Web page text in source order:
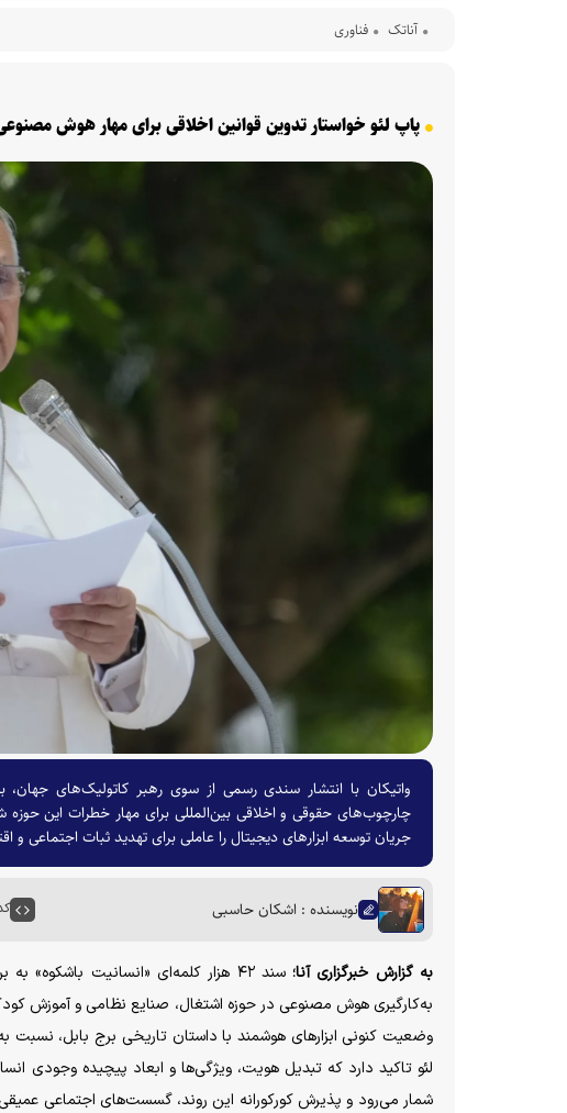
آناتک فناوری
پاپ لئو خواستار تدوین قوانین اخلاقی برای مهار هوش
واتیکان با انتشار سندی رسمی از سوی رهبر کاتولیک‌های
چارچوب‌های حقوقی و اخلاقی بین‌المللی برای مهار خطرات این حوزه
جریان توسعه ابزارهای دیجیتال را عاملی برای تهدید ثبات اجتماعی
نویسنده : اشکان حاسبی کد
به گزارش خبرگزاری آنا؛
سند ۴۲ هزار کلمه‌ای «انسانیت
به‌کارگیری هوش مصنوعی در حوزه اشتغال، صنایع نظامی و آموزش
وضعیت کنونی ابزار‌های هوشمند با داستان تاریخی برج بابل،
لئو تاکید دارد که تبدیل هویت، ویژگی‌ها و ابعاد پیچیده
شمار می‌رود و پذیرش کورکورانه این روند، گسست‌های اجتماعی